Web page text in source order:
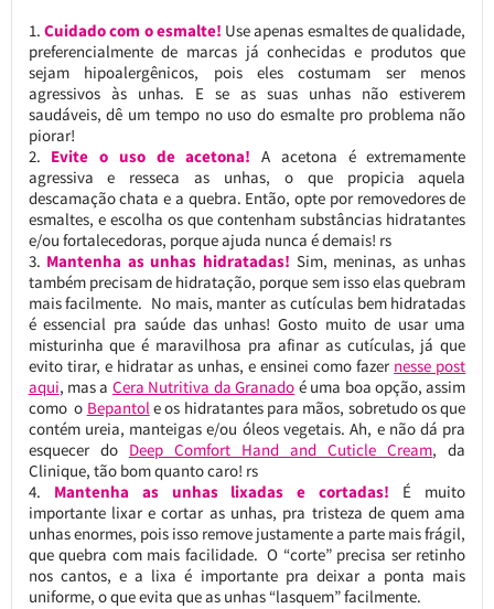
Cuidado com o esmalte! Use apenas esmaltes de qualidade,
preferencialmente de marcas já conhecidas e produtos que
sejam hipoalergênicos, pois eles costumam ser menos
agressivos às unhas. E se as suas unhas não estiverem
saudáveis, dê um tempo no uso do esmalte pro problema não
piorar!
Evite o uso de acetona! A acetona é extremamente
agressiva e resseca as unhas, o que propicia aquela
descamação chata e a quebra. Então, opte por removedores de
esmaltes, e escolha os que contenham substâncias hidratantes
e/ou fortalecedoras, porque ajuda nunca é demais! rs
Mantenha as unhas hidratadas! Sim, meninas, as unhas
também precisam de hidratação, porque sem isso elas quebram
mais facilmente. No mais, manter as cutículas bem hidratadas
é essencial pra saúde das unhas! Gosto muito de usar uma
misturinha que é maravilhosa pra afinar as cutículas, já que
evito tirar, e hidratar as unhas, e ensinei como fazer nesse post
aqui, mas a Cera Nutritiva da Granado é uma boa opção, assim
como o Bepantole os hidratantes para mãos, sobretudo os que
contém ureia, manteigas e/ou óleos vegetais. Ah, e não dá pra
esquecer do Deep Comfort Hand and Cuticle Cream, da
Clinique, tão bom quanto caro! rs
Mantenha as unhas lixadas e cortadas! É muito
importante lixar e cortar as unhas, pra tristeza de quem ama
unhas enormes, pois isso remove justamente a parte mais frágil,
que quebra com mais facilidade. O “corte” precisa ser retinho
nos cantos, e a lixa é importante pra deixar a ponta mais
uniforme, o que evita que as unhas “lasquem” facilmente.